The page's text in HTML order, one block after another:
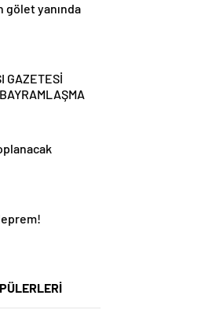
gölet yanında
GAZETESİ